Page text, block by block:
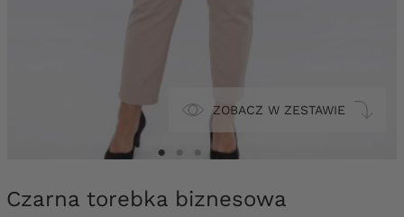
ZOBACZ W ZESTAWIE
Czarna torebka biznesowa